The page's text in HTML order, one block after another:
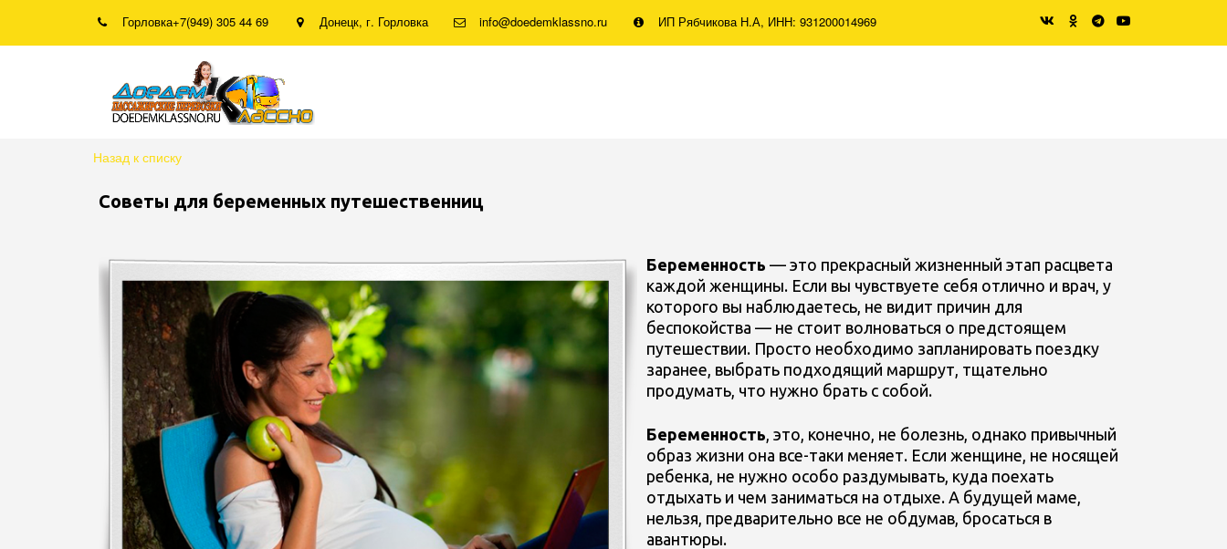
Горловка+7(949) 305 44 69 Донецк, г. Горловка info@doedemklassno.ru ИП Рябчикова Н.А, ИНН: 931200014969
Назад к списку
Советы для беременных путешественниц
Беременность — это прекрасный жизненный этап расцвета
каждой женщины. Если вы чувствуете себя отлично и врач, у
которого вы наблюдаетесь, не видит причин для
беспокойства — не стоит волноваться о предстоящем
путешествии. Просто необходимо запланировать поездку
заранее, выбрать подходящий маршрут, тщательно
продумать, что нужно брать с собой.
Беременность, это, конечно, не болезнь, однако привычный
образ жизни она все-таки меняет. Если женщине, не носящей
ребенка, не нужно особо раздумывать, куда поехать
отдыхать и чем заниматься на отдыхе. А будущей маме,
нельзя, предварительно все не обдумав, бросаться в
авантюры.